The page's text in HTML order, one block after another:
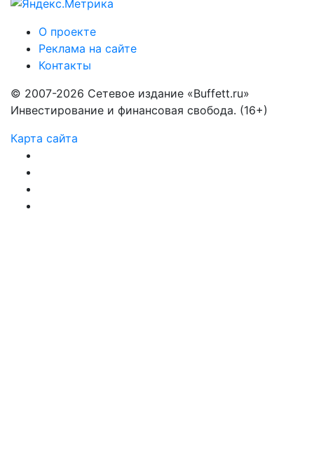
О проекте
Реклама на сайте
Контакты
© 2007-2026 Сетевое издание «Buffett.ru»
Инвестирование и финансовая свобода. (16+)
Карта сайта